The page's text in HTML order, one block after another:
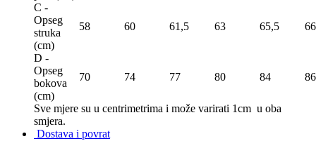
C -
Opseg
struka
(сm)
58 60 61,5 63 65,5
D -
Opseg
bokova
(сm)
70 74 77 80 84 86
Sve mjere su u centrimetrima i može varirati 1cm u oba
smjera.
Dostava i povrat